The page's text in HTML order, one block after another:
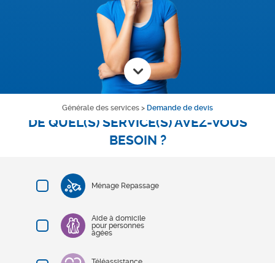
Générale des services > Demande de devis
DE QUEL(S) SERVICE(S) AVEZ-VOUS
BESOIN ?
Ménage Repassage
Aide à domicile
pour personnes
âgées